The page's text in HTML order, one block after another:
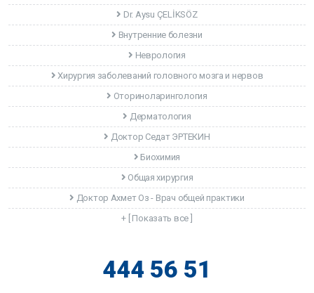
Dr. Aysu ÇELİKSÖZ
Внутренние болезни
Неврология
Хирургия заболеваний головного мозга и нервов
Оториноларингология
Дерматология
Доктор Седат ЭРТЕКИН
Биохимия
Общая хирургия
Доктор Ахмет Оз - Врач общей практики
+ [ Показать все ]
444 56 51